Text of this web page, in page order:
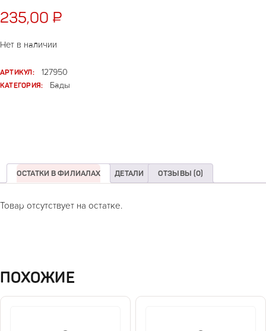
235,00 ₽
Нет в наличии
АРТИКУЛ:
127950
КАТЕГОРИЯ:
Бады
ОСТАТКИ В ФИЛИАЛАХ ДЕТАЛИ ОТЗЫВЫ (0)
Товар отсутствует на остатке.
ПОХОЖИЕ